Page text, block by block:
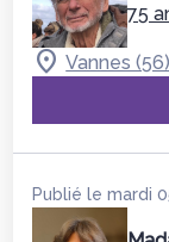
75
Vannes (56)
Publié le mardi